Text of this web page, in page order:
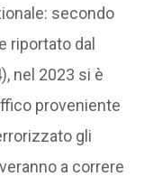
secondo
riportato dal
nel 2023 si è
proveniente
gli
a correre